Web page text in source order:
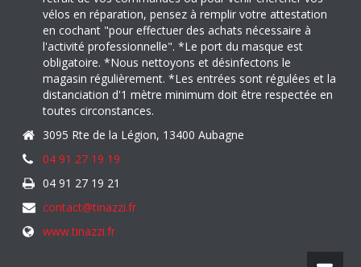
vélos en réparation, pensez à remplir votre attestation
en cochant "pour effectuer des achats nécessaire à
l'activité professionnelle". *Le port du masque est
obligatoire. *Nous nettoyons et désinfectons le
magasin régulièrement. *Les entrées sont régulées et la
distanciation d'1 mètre minimum doit être respectée en
toutes circonstances.
3095 Rte de la Légion, 13400 Aubagne
04 91 27 19 19
04 91 27 19 21
contact@tinazzi.fr
www.tinazzi.fr